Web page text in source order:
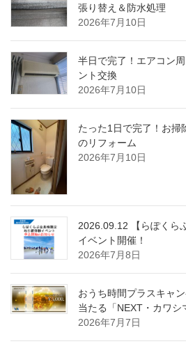
張り替え＆防水処理
2026年7月10日
半日で完了！エアコン
ント交換
2026年7月10日
たった1日で完了！お掃
のリフォーム
2026年7月10日
2026.09.12 【らぽくら
イベント開催！
2026年7月8日
おうち時間プラスキャ
当たる「NEXT・カワシ
2026年7月7日